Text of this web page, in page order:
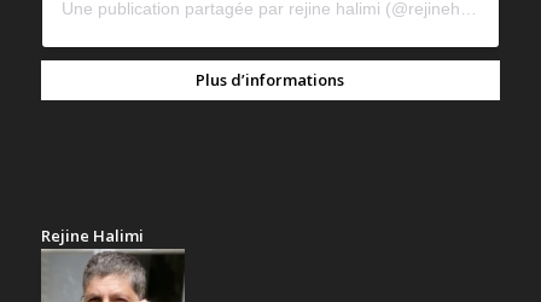
Plus d’informations
Rejine Halimi